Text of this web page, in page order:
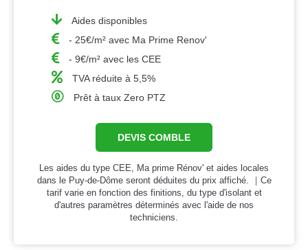
Aides disponibles
- 25€/m² avec Ma Prime Renov'
- 9€/m² avec les CEE
TVA réduite à 5,5%
Prêt à taux Zero PTZ
DEVIS COMBLE
Les aides du type CEE, Ma prime Rénov' et aides locales
dans le Puy-de-Dôme seront déduites du prix affiché. ｜Ce
tarif varie en fonction des finitions, du type d'isolant et
d'autres paramètres déterminés avec l'aide de nos
techniciens.